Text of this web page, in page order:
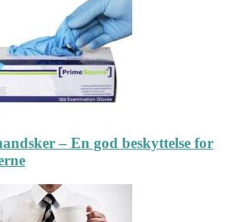
– En god beskyttelse for